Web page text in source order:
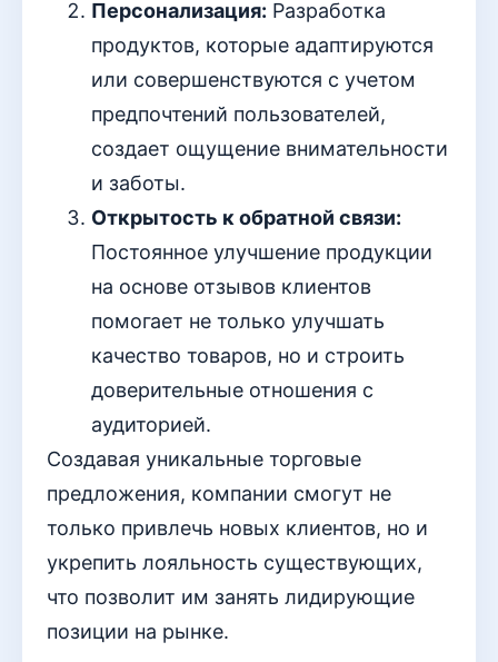
Персонализация: Разработка
продуктов, которые адаптируются
или совершенствуются с учетом
предпочтений пользователей,
создает ощущение внимательности
и заботы.
Открытость к обратной связи:
Постоянное улучшение продукции
на основе отзывов клиентов
помогает не только улучшать
качество товаров, но и строить
доверительные отношения с
аудиторией.
Создавая уникальные торговые
предложения, компании смогут не
только привлечь новых клиентов, но и
укрепить лояльность существующих,
что позволит им занять лидирующие
позиции на рынке.